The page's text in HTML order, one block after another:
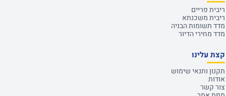
ריבית פריים
ריבית משכנתא
מדד תשומות הבניה
מדד מחירי הדיור
קצת עלינו
תקנון ותנאי שימוש
אודות
צור קשר